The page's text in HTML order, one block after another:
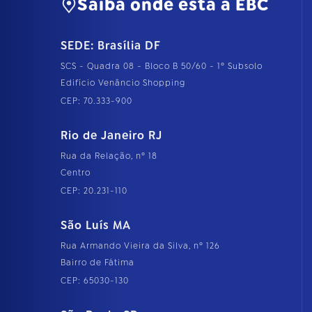
Saiba onde está a EBC
SEDE: Brasília DF
SCS - Quadra 08 - Bloco B 50/60 - 1º Subsolo
Edifício Venâncio Shopping
CEP: 70.333-900
Rio de Janeiro RJ
Rua da Relação, nº 18
Centro
CEP: 20.231-110
São Luís MA
Rua Armando Vieira da Silva, nº 126
Bairro de Fátima
CEP: 65030-130